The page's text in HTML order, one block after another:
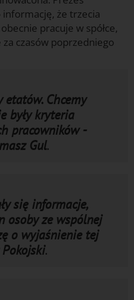
informację, że trzecia
pracuje w spółce,
za czasów poprzedniego
Chcemy
były kryteria
pracowników -
Gul.
się informacje,
osoby ze wspólnej
o wyjaśnienie tej
.